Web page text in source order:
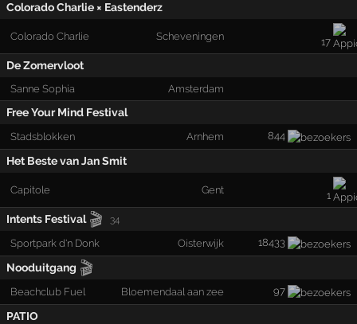
Colorado Charlie × Eastenderz
Colorado Charlie Scheveningen 17
De Zomervloot
Sanne Sophia Amsterdam
Free Your Mind Festival
Stadsblokken Arnhem 844
Het Beste van Jan Smit
Capitole Gent 1
Intents Festival 🎬 34
Sportpark d'n Donk Oisterwijk 18433
Nooduitgang 🎬
Beachclub Fuel Bloemendaal aan zee 97
PATIO